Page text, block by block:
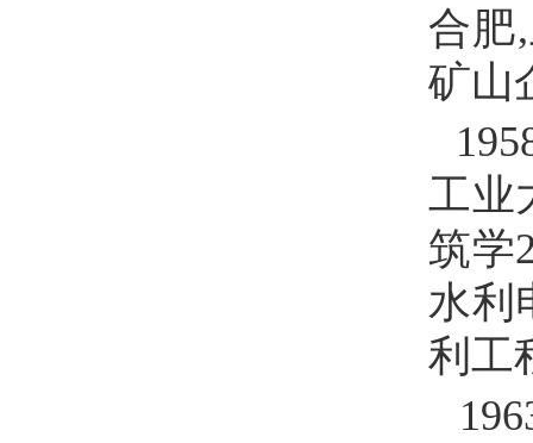
合肥,
矿山
工业
筑学
水利
利工